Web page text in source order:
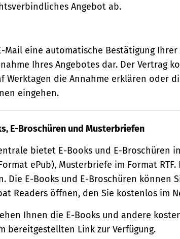
Angebot ab.
Mail eine automatische Bestätigung Ihrer
Ihres Angebotes dar. Der Vertrag
Werktagen die Annahme erklären oder
eingehen.
E-Broschüren und Musterbriefen
bietet E-Books und E-Broschüren
ePub), Musterbriefe im Format
Die E-Books und E-Broschüren können
Readers öffnen, den Sie kostenlos im
Ihnen die E-Books und andere
bereitgestellten Link zur Verfügung.